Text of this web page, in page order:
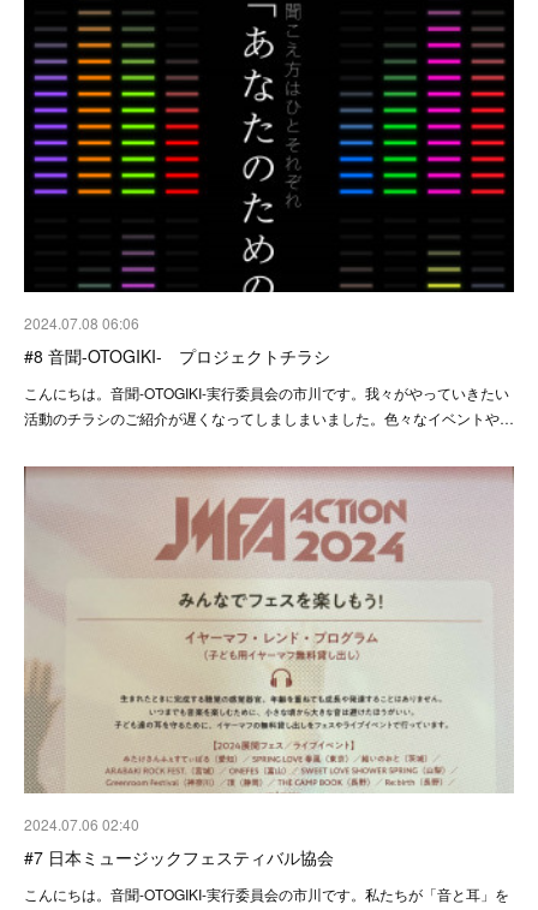
2024.07.08 06:06
#8 音聞-OTOGIKI- プロジェクトチラシ
こんにちは。音聞-OTOGIKI-実行委員会の市川です。我々がやっていきたい
活動のチラシのご紹介が遅くなってしましまいました。色々なイベントや…
2024.07.06 02:40
#7 日本ミュージックフェスティバル協会
こんにちは。音聞-OTOGIKI-実行委員会の市川です。私たちが「音と耳」を